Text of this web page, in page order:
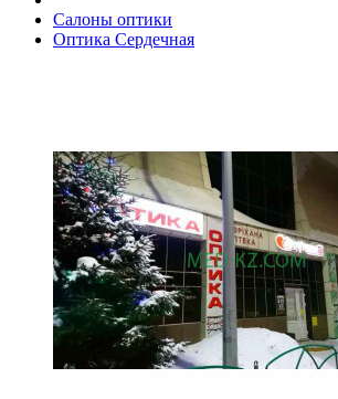
Салоны оптики
Оптика Сердечная